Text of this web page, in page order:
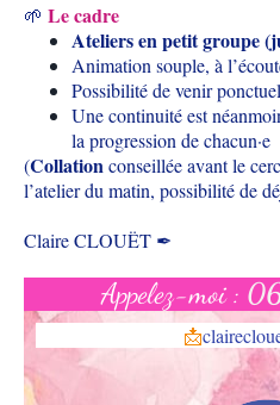
🌱 Le cadre
Ateliers en petit groupe
Animation souple, à
Possibilité de venir
Une continuité est
la progression de chacun·e
(Collationconseillée avant le
l’atelier du matin, possibilité de
Claire CLOUËT ✒
Appelez-moi :
📩